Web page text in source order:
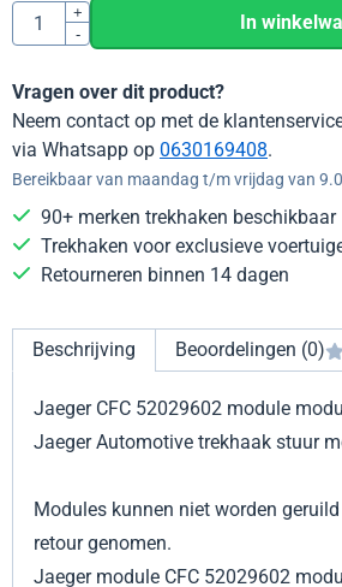
Aantal
+
-
In
Vragen over dit product?
Neem contact op met de
via Whatsapp op 0630169408.
Bereikbaar van maandag t/m vrijdag van
90+ merken trekhaken beschikbaar
Trekhaken voor exclusieve
Retourneren binnen 14 dagen
Beschrijving Beoordelingen (0)
Jaeger CFC 52029602 module
Jaeger Automotive trekhaak stuur
Modules kunnen niet worden
retour genomen.
Jaeger module CFC 52029602